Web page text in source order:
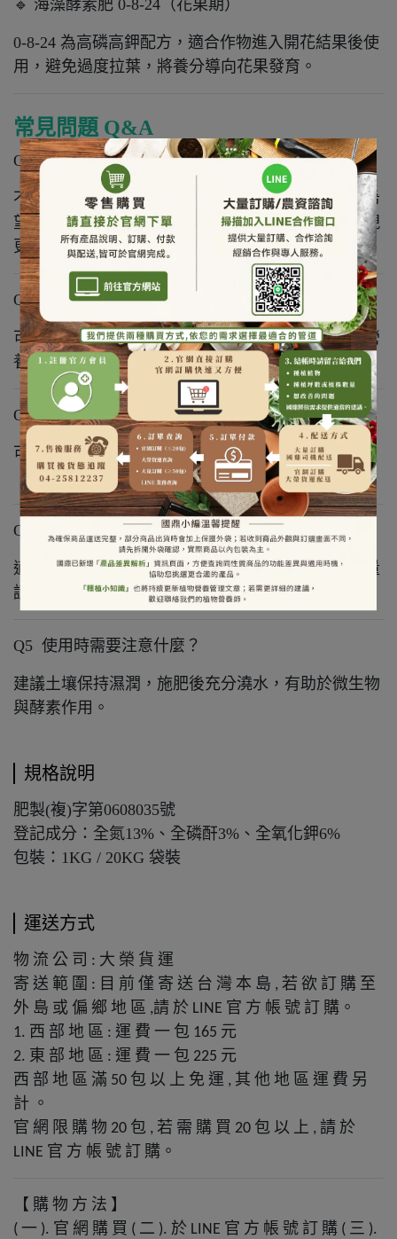
🔹 海藻酵素肥 0-8-24（花果期）
0-8-24 為高磷高鉀配方，適合作物進入開花結果後使
用，避免過度拉葉，將養分導向花果發育。
常見問題 Q&A
Q1 海藻酵素肥一定要用嗎？
不一定。當作物根系較弱、土壤吸收效率不佳，或希
望提升整體施肥效率時，搭配使用能讓後續施肥表現
更穩定。
Q2 海藻酵素肥可以單獨使用嗎？
可單獨使用，但多數情況建議搭配其他肥料或植物營
養資材使用，以符合不同作物與生育階段的需求。
Q3 8-8-8、13-3-6、0-8-24 要怎麼選？
可依作物生育階段選擇 : ※生長期：8-8-8 或 13-3-6
※ 花果期：0-8-24
Q4 適合哪些作物？
適合果樹、蔬菜、瓜果、花卉等多數作物，實際用量
請依商品使用說明與作物生長階段調整。
Q5 使用時需要注意什麼？
建議土壤保持濕潤，施肥後充分澆水，有助於微生物
與酵素作用。
規格說明
肥製(複)字第0608035號
登記成分：全氮13%、全磷酐3%、全氧化鉀6%
包裝：1KG / 20KG 袋裝
運送方式
物 流 公 司 : 大 榮 貨 運
寄 送 範 圍 : 目 前 僅 寄 送 台 灣 本 島 , 若 欲 訂 購 至
外 島 或 偏 鄉 地 區 ,請 於 LINE 官 方 帳 號 訂 購。
1. 西 部 地 區 : 運 費 一 包 165 元
2. 東 部 地 區 : 運 費 一 包 225 元
西 部 地 區 滿 50 包 以 上 免 運 , 其 他 地 區 運 費 另
計 。
官 網 限 購 物 20 包 , 若 需 購 買 20 包 以 上 , 請 於
LINE 官 方 帳 號 訂 購。
【 購 物 方 法 】
( 一 ). 官 網 購 買 ( 二 ). 於 LINE 官 方 帳 號 訂 購 ( 三 ).